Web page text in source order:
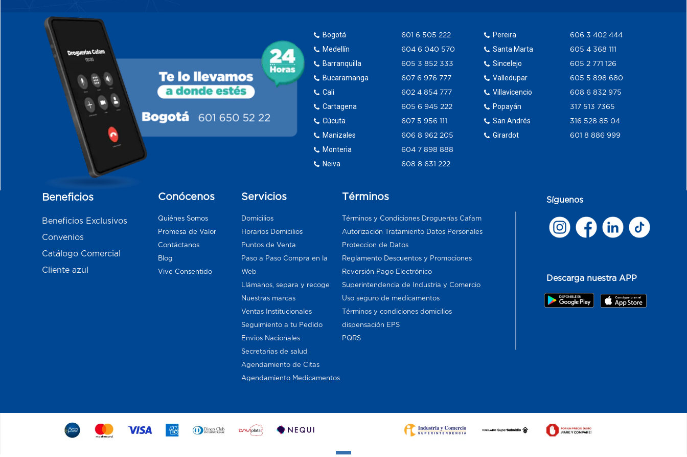
Bogotá
Medellín
Barranquilla
Bucaramanga
Cali
Cartagena
Cúcuta
Manizales
Monteria
Neiva
601 6 505 222
604 6 040 570
605 3 852 333
607 6 976 777
602 4 854 777
605 6 945 222
607 5 956 111
606 8 962 205
604 7 898 888
608 8 631 222
Pereira
Santa Marta
Sincelejo
Valledupar
Villavicencio
Popayán
San Andrés
Girardot
606 3 402 444
605 4 368 111
605 2 771 126
605 5 898 680
608 6 832 975
317 513 7365
316 528 85 04
601 8 886 999
Beneficios
Beneficios Exclusivos
Convenios
Catálogo Comercial
Cliente azul
Conócenos
Quiénes Somos
Promesa de Valor
Contáctanos
Blog
Vive Consentido
Servicios
Domicilios
Horarios Domicilios
Puntos de Venta
Paso a Paso Compra en la
Web
Llámanos, separa y recoge
Nuestras marcas
Ventas Institucionales
Seguimiento a tu Pedido
Envios Nacionales
Secretarias de salud
Agendamiento de Citas
Agendamiento Medicamentos
Términos
Términos y Condiciones Droguerías Cafam
Autorización Tratamiento Datos Personales
Proteccion de Datos
Reglamento Descuentos y Promociones
Reversión Pago Electrónico
Superintendencia de Industria y Comercio
Uso seguro de medicamentos
Términos y condiciones domicilios
dispensación EPS
PQRS
Síguenos
Descarga nuestra APP